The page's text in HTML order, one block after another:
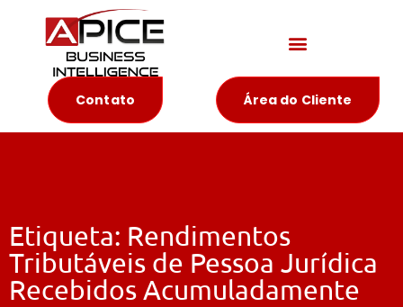
Contato Área do Cliente
Etiqueta: Rendimentos
Tributáveis de Pessoa Jurídica
Recebidos Acumuladamente